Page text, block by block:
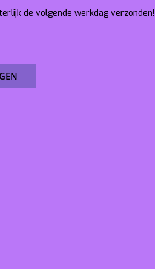
de volgende werkdag verzonden!